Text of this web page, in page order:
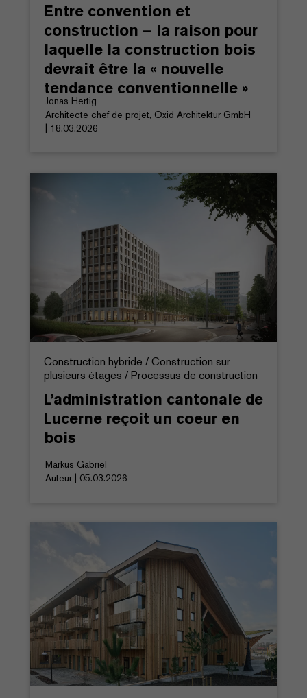
Entre convention et
construction – la raison pour
laquelle la construction bois
devrait être la « nouvelle
tendance conventionnelle »
Jonas Hertig
Architecte chef de projet, Oxid Architektur GmbH
| 18.03.2026
Construction hybride / Construction sur
plusieurs étages / Processus de construction
L’administration cantonale de
Lucerne reçoit un coeur en
bois
Markus Gabriel
Auteur | 05.03.2026